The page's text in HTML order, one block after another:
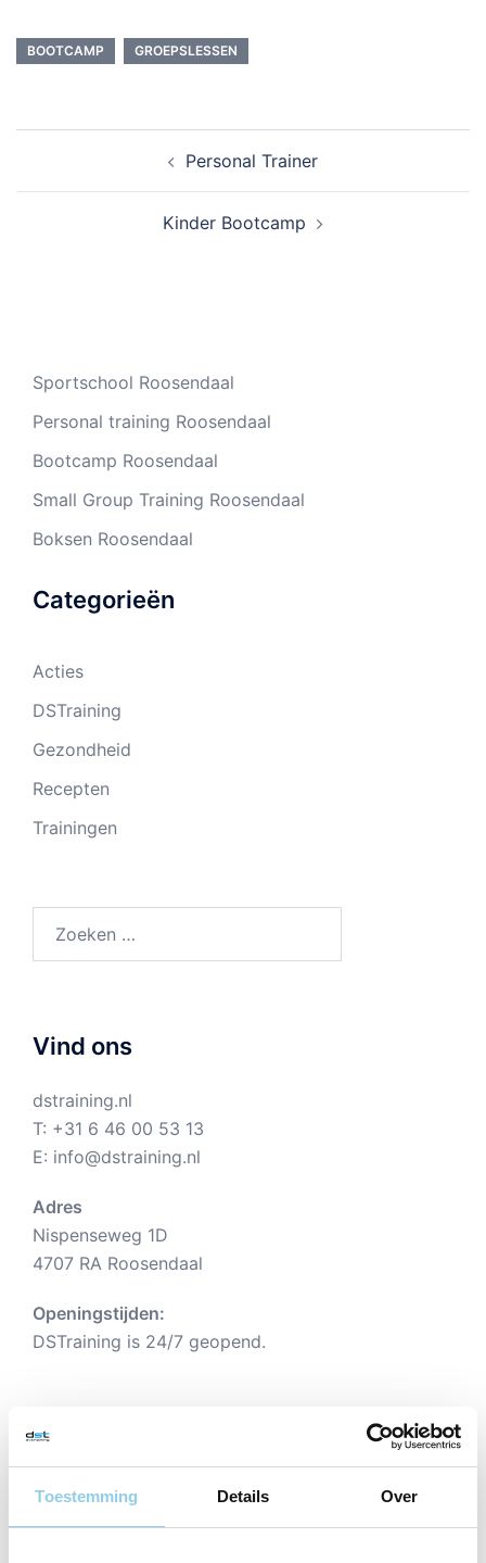
Toestemming Details Over
BOOTCAMP GROEPSLESSEN
Personal Trainer
Kinder Bootcamp
Sportschool Roosendaal
Personal training Roosendaal
Bootcamp Roosendaal
Small Group Training Roosendaal
Boksen Roosendaal
Categorieën
Acties
DSTraining
Gezondheid
Recepten
Trainingen
Vind ons
dstraining.nl
T: +31 6 46 00 53 13
E: info@dstraining.nl
Adres
Nispenseweg 1D
4707 RA Roosendaal
Openingstijden:
DSTraining is 24/7 geopend.